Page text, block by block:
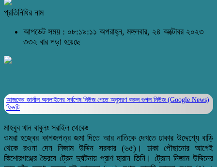
প্রতিনিধির নাম
আপডেট সময় : ০৮:১৯:১১ অপরাহ্ন, মঙ্গলবার, ২৪ অক্টোবর ২০২৩
৩৩২ বার পড়া হয়েছে
আজকের জার্নাল অনলাইনের সর্বশেষ নিউজ পেতে অনুসরণ করুন গুগল নিউজ (Google News)
ফিডটি
মাহবুব খান বাবুলঃ সরাইল থেকেঃ
ওমরা হজ্বের কাগজপত্র জমা দিতে আর নাতিকে দেখতে ঢাকার উদ্দেশ্যে বাড়ি
থেকে রওনা দেন নিজাম উদ্দিন সরকার (৬৫)। ঢাকা পৌছানোর আগেই
কিশোরগঞ্জের ভৈরবে ট্রেন দুর্ঘটনায় প্রাণ হারান তিনি। ট্রেনে নিজাম উদ্দিনের